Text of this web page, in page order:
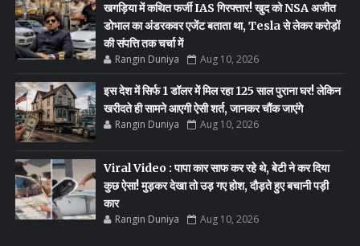
खगड़िया में कथित फर्जी IAS गिरफ्तार! खुद को NSA अजीत
डोभाल का अंडरकवर एजेंट बताता था, Tesla से लेकर करोड़ों
की संपत्ति तक चर्चा में
Rangin Duniya Aug 10, 2026
इस देश में सिर्फ 1 डॉलर में मिल रहा 125 साल पुराना घर! लेकिन
खरीदते ही सामने आएगी ऐसी शर्त, जानकर चौंक जाएंगे
Rangin Duniya Aug 10, 2026
Viral Video : पापा कार साफ कर रहे थे, बेटी ने कर दिया
कुछ ऐसा! मुड़कर देखा तो उड़ गए होश, दौड़ते हुए बचानी पड़ी
कार
Rangin Duniya Aug 10, 2026